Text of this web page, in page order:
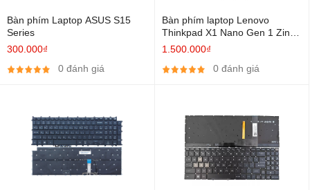
Bàn phím Laptop ASUS S15
Series
300.000₫
0 đánh giá
Bàn phím laptop Lenovo
Thinkpad X1 Nano Gen 1 Zin
Led
1.500.000₫
0 đánh giá